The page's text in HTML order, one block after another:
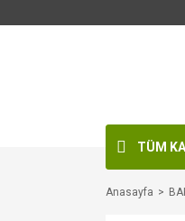
TÜM
Anasayfa